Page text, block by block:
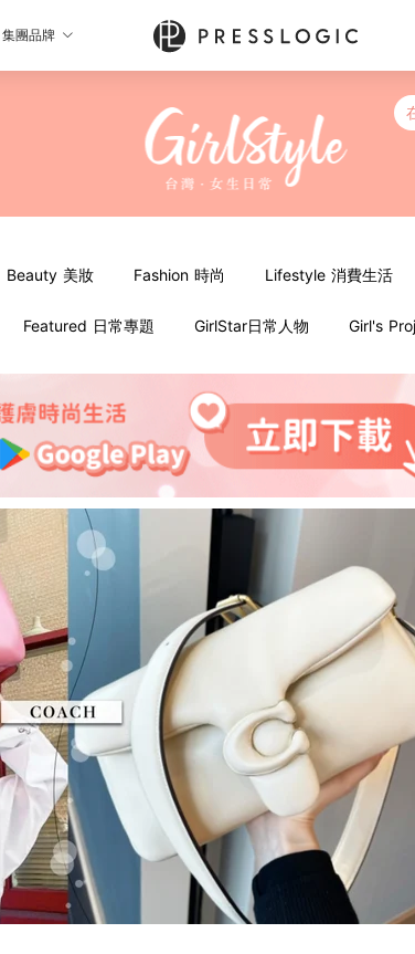
集團品牌
Beauty 美妝 Fashion 時尚 Lifestyle 消費生活
Featured 日常專題 GirlStar日常人物 Girl's